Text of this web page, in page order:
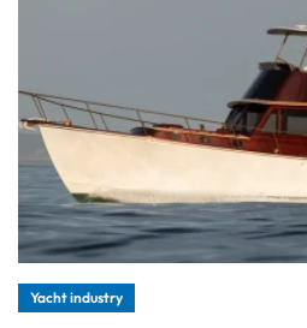
Yacht industry